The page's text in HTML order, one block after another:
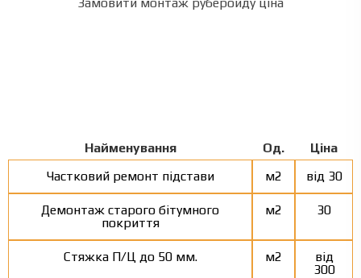
Найменування Од.
Ціна
Частковий ремонт підстави
м2 від 30
Демонтаж старого бітумного
покриття
м2 30
Стяжка П/Ц до 50 мм. м2
від
300